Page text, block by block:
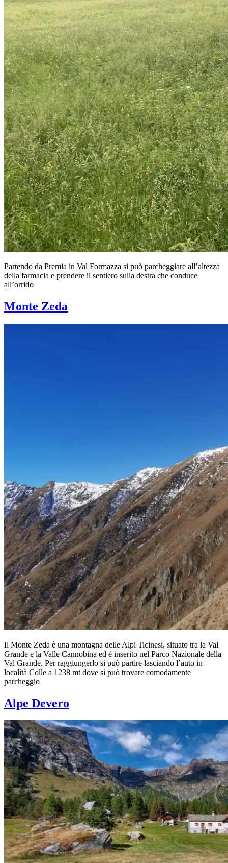
Partendo da Premia in Val Formazza si può parcheggiare all’altezza
della farmacia e prendere il sentiero sulla destra che conduce
all’orrido
Monte Zeda
Il Monte Zeda è una montagna delle Alpi Ticinesi, situato tra la Val
Grande e la Valle Cannobina ed è inserito nel Parco Nazionale della
Val Grande. Per raggiungerlo si può partire lasciando l’auto in
località Colle a 1238 mt dove si può trovare comodamente
parcheggio
Alpe Devero